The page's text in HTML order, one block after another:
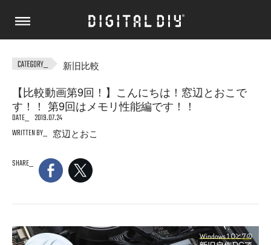
新旧比較
【比較動画第9回！】こんにちは！窓辺とおこで
す！！ 第9回はメモリ性能編です！！
DATE
2019.07.24
WRITTEN BY
窓辺とおこ
SHARE